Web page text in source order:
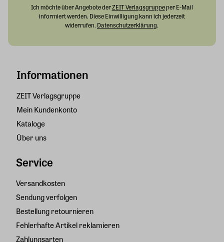
Informationen
ZEIT Verlagsgruppe
Mein Kundenkonto
Kataloge
Über uns
Service
Versandkosten
Sendung verfolgen
Bestellung retournieren
Fehlerhafte Artikel reklamieren
Zahlungsarten
Ich möchte über Angebote derZEIT Verlagsgruppeper E-Mail
informiert werden. Diese Einwilligung kann ich jederzeit
widerrufen. Datenschutzerklärung.